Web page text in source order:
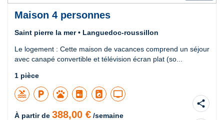
Maison 4 personnes
Saint pierre la mer • Languedoc-roussillon
Le logement : Cette maison de vacances comprend un séjour
avec canapé convertible et télévision écran plat (so...
1 pièce
pool local_parking pets local_laundry_service tv
À partir de 388,00 € /semaine
share